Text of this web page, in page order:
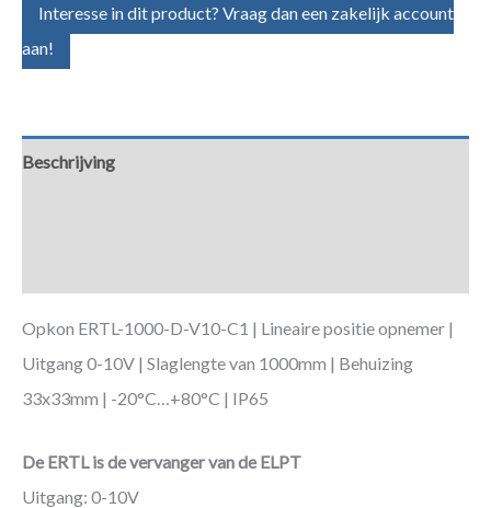
Interesse in dit product? Vraag dan een zakelijk account
aan!
Beschrijving
Opkon ERTL-1000-D-V10-C1 | Lineaire positie opnemer |
Uitgang 0-10V | Slaglengte van 1000mm | Behuizing
33x33mm | -20°C…+80°C | IP65
De ERTL is de vervanger van de ELPT
Uitgang: 0-10V